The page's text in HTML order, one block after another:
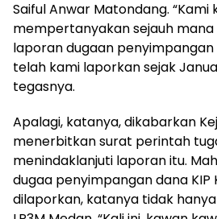
Saiful Anwar Matondang. “Kami
mempertanyakan sejauh
laporan dugaan penyimpangan
telah kami laporkan sejak
tegasnya.
Apalagi, katanya, dikabarkan
menerbitkan surat perintah
menindaklanjuti laporan itu.
dugaa penyimpangan dana KIP
dilaporkan, katanya tidak